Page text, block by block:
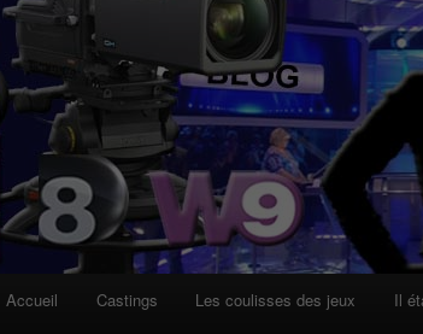
Accueil Castings Les coulisses des jeux Il